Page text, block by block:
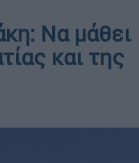
Να μάθει
και της